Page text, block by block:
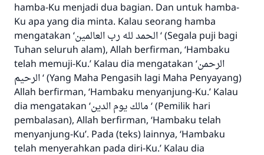
hamba-Ku menjadi dua bagian. Dan untuk hamba-
Ku apa yang dia minta. Kalau seorang hamba
mengatakan ‘الحمد لله رب العالمين‘ (Segala puji bagi
Tuhan seluruh alam), Allah berfirman, ‘Hambaku
telah memuji-Ku.’ Kalau dia mengatakan ‘الرحمن
الرحيم‘ (Yang Maha Pengasih lagi Maha Penyayang)
Allah berfirman, ‘Hambaku menyanjung-Ku.’ Kalau
dia mengatakan ‘مالك يوم الدين ‘ (Pemilik hari
pembalasan), Allah berfirman, ‘Hambaku telah
menyanjung-Ku’. Pada (teks) lainnya, ‘Hambaku
telah menyerahkan pada diri-Ku.’ Kalau dia